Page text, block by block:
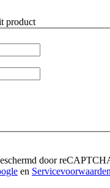
product
door
en Servicevoorwaarden